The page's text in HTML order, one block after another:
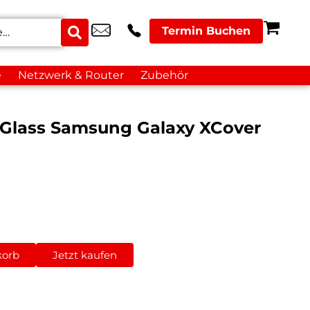
Termin Buchen
Netzwerk & Router Zubehör
Samsung Galaxy XCover
Jetzt kaufen